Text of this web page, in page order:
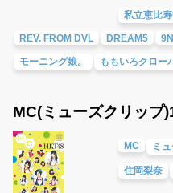
私立恵比
REV. FROM DVL DREAM5
モーニング娘。
ももいろクロー
MC(ミューズクリッ
MC ミ
住岡梨奈